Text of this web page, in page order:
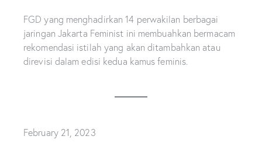
FGD yang menghadirkan 14 perwakilan berbagai
jaringan Jakarta Feminist ini membuahkan bermacam
rekomendasi istilah yang akan ditambahkan atau
direvisi dalam edisi kedua kamus feminis.
February 21, 2023